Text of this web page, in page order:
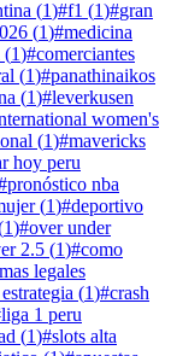
(1)#f1 (1)#gran
(1)#medicina
(1)#comerciantes
(1)#panathinaikos
(1)#leverkusen
women's
(1)#mavericks
hoy peru
pronóstico nba
(1)#deportivo
1)#over under
2.5 (1)#como
legales
(1)#crash
liga 1 peru
(1)#slots alta